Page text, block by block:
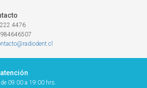
4476
09:00 a 19:00 hrs.